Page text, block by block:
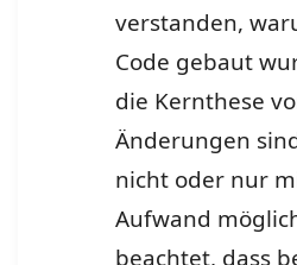
verstanden,
Code gebaut
die Kernthese
Änderungen
nicht oder nur
Aufwand
beachtet, dass